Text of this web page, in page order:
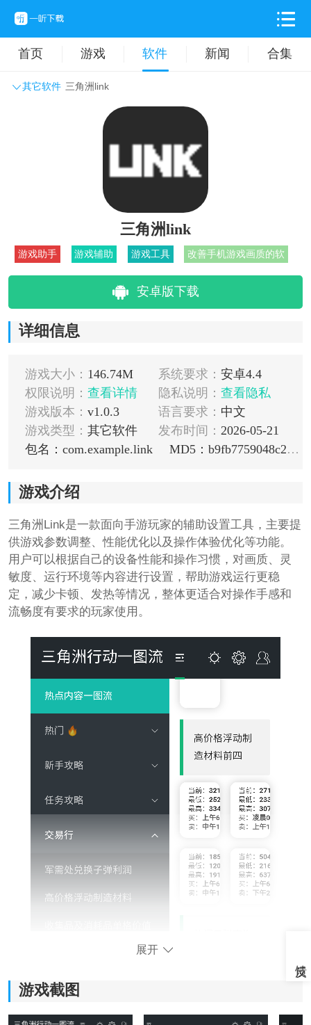
首页 游戏 软件 新闻 合集
其它软件 三角洲link
主题壁纸 旅游出行
拍摄美化 时尚购物
三角洲link
游戏助手 游戏辅助 游戏工具 改善手机游戏画质的软
安卓版下载
详细信息
游戏大小： 146.74M 系统要求： 安卓4.4
权限说明： 查看详情 隐私说明： 查看隐私
游戏版本： v1.0.3 语言要求： 中文
游戏类型： 其它软件 发布时间： 2026-05-21
包名：com.example.link
MD5：b9fb7759048c29d8072a741b42894e85
游戏介绍
三角洲Link是一款面向手游玩家的辅助设置工具，主要提
供游戏参数调整、性能优化以及操作体验优化等功能。
用户可以根据自己的设备性能和操作习惯，对画质、灵
敏度、运行环境等内容进行设置，帮助游戏运行更稳
定，减少卡顿、发热等情况，整体更适合对操作手感和
流畅度有要求的玩家使用。
展开
游戏截图